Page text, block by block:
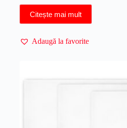
Citește mai mult
Adaugă la favorite